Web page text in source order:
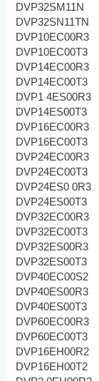
DVP32SM11N
DVP32SN11TN
DVP10EC00R3
DVP10EC00T3
DVP14EC00R3
DVP14EC00T3
DVP1 4ES00R3
DVP14ES00T3
DVP16EC00R3
DVP16EC00T3
DVP24EC00R3
DVP24EC00T3
DVP24ES0 0R3
DVP24ES00T3
DVP32EC00R3
DVP32EC00T3
DVP32ES00R3
DVP32ES00T3
DVP40EC00S2
DVP40ES00R3
DVP40ES00T3
DVP60EC00R3
DVP60EC00T3
DVP16EH00R2
DVP16EH00T2